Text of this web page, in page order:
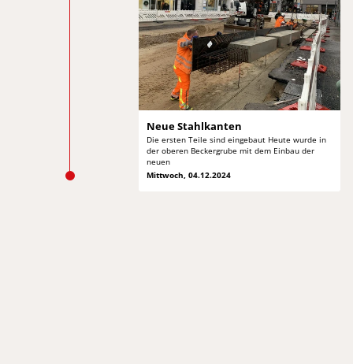
Neue Stahlkanten
Die ersten Teile sind eingebaut Heute wurde in
der oberen Beckergrube mit dem Einbau der
neuen
Mittwoch, 04.12.2024